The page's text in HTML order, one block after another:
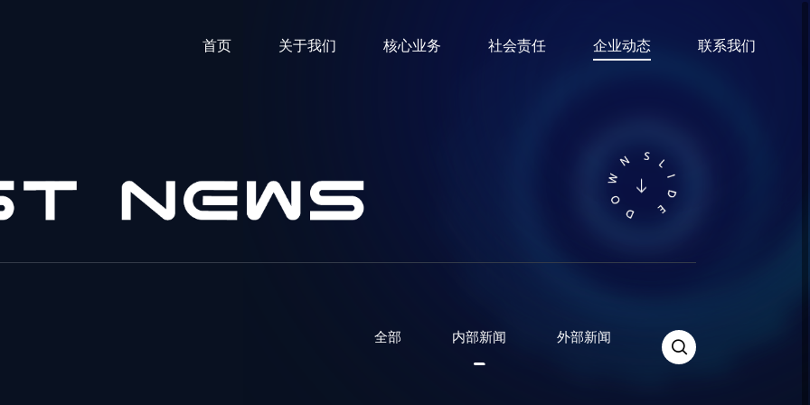
首页 关于我们 核心业务 社会责任 企业动态 联系我们

全部 内部新闻 外部新闻
